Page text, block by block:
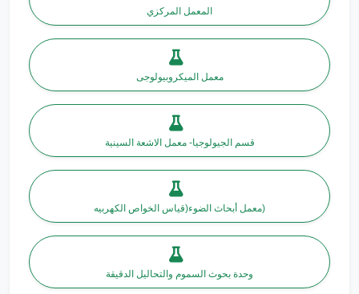
المعمل المركزي
معمل الميكروبيولوجى
قسم الجيولوجيا- معمل الاشعة السينية
معمل أبحاث الضوء(قياس الخواص الكهربيه)
وحدة بحوث السموم والتحاليل الدقيقة